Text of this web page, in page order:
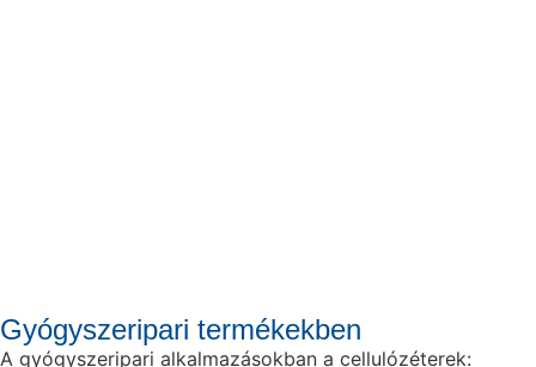
Gyógyszeripari termékekben
A gyógyszeripari alkalmazásokban a cellulózéterek: